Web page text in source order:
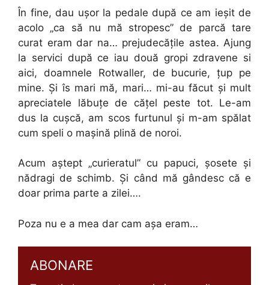
În fine, dau uşor la pedale după ce am ieşit de
acolo „ca să nu mă stropesc” de parcă tare
curat eram dar na… prejudecăţile astea. Ajung
la servici după ce iau două gropi zdravene si
aici, doamnele Rotwaller, de bucurie, ţup pe
mine. Şi îs mari mă, mari… mi-au făcut şi mult
apreciatele lăbuţe de căţel peste tot. Le-am
dus la cuşcă, am scos furtunul şi m-am spălat
cum speli o maşină plină de noroi.
Acum aştept „curieratul” cu papuci, şosete şi
nădragi de schimb. Şi când mă gândesc că e
doar prima parte a zilei….
Poza nu e a mea dar cam aşa eram…
ABONARE